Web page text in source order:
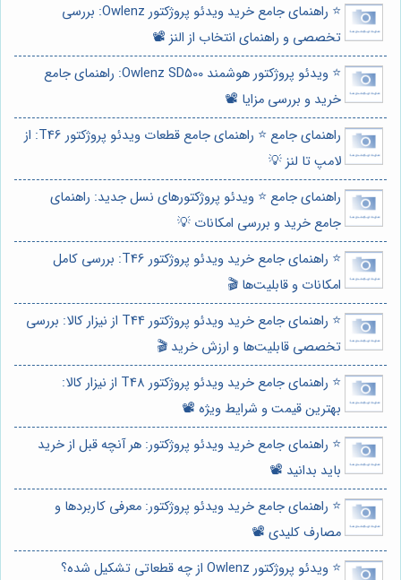
⭐️ راهنمای جامع خرید ویدئو پروژکتور Owlenz: بررسی
تخصصی و راهنمای انتخاب از النز 📽️
⭐️ ویدئو پروژکتور هوشمند Owlenz SD500: راهنمای جامع
خرید و بررسی مزایا 📽️
راهنمای جامع ⭐️ راهنمای جامع قطعات ویدئو پروژکتور T46: از
لامپ تا لنز 💡
راهنمای جامع ⭐️ ویدئو پروژکتورهای نسل جدید: راهنمای
جامع خرید و بررسی امکانات 💡
⭐️ راهنمای جامع خرید ویدئو پروژکتور T46: بررسی کامل
امکانات و قابلیت‌ها 🎬
⭐️ راهنمای جامع خرید ویدئو پروژکتور T44 از نیزار کالا: بررسی
تخصصی قابلیت‌ها و ارزش خرید 🎬
⭐️ راهنمای جامع خرید ویدئو پروژکتور T48 از نیزار کالا:
بهترین قیمت و شرایط ویژه 📽️
⭐️ راهنمای جامع خرید ویدئو پروژکتور: هر آنچه قبل از خرید
باید بدانید 📽️
⭐️ راهنمای جامع خرید ویدئو پروژکتور: معرفی کاربردها و
مصارف کلیدی 📽️
⭐️ ویدئو پروژکتور Owlenz از چه قطعاتی تشکیل شده؟